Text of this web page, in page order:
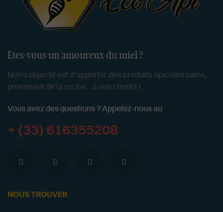
Etes-vous un amoureux du miel ?
Notre objectif est d'apporter des produits apicoles sains,
provenant de la ruche... à nos clients !
Vous avez des questions ? Appelez-nous au
+ (33) 616355208
NOUS TROUVER